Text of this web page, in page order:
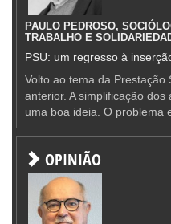
PAULO PEDROSO,
TRABALHO E
PSU: um regresso à
Volto ao tema da
anterior. A simplificação dos
uma boa ideia. O problema
OPINIÃO